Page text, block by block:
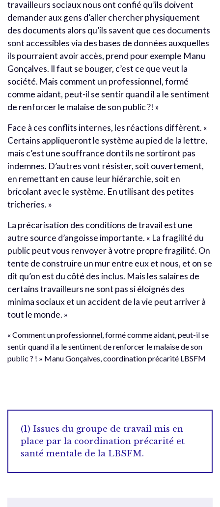
travailleurs sociaux nous ont confié qu’ils doivent
demander aux gens d’aller chercher physiquement
des documents alors qu’ils savent que ces documents
sont accessibles via des bases de données auxquelles
ils pourraient avoir accès, prend pour exemple Manu
Gonçalves. Il faut se bouger, c’est ce que veut la
société. Mais comment un professionnel, formé
comme aidant, peut-il se sentir quand il a le sentiment
de renforcer le malaise de son public ?! »
Face à ces conflits internes, les réactions diffèrent. «
Certains appliqueront le système au pied de la lettre,
mais c’est une souffrance dont ils ne sortiront pas
indemnes. D’autres vont résister, soit ouvertement,
en remettant en cause leur hiérarchie, soit en
bricolant avec le système. En utilisant des petites
tricheries. »
La précarisation des conditions de travail est une
autre source d’angoisse importante. « La fragilité du
public peut vous renvoyer à votre propre fragilité. On
tente de construire un mur entre eux et nous, et on se
dit qu’on est du côté des inclus. Mais les salaires de
certains travailleurs ne sont pas si éloignés des
minima sociaux et un accident de la vie peut arriver à
tout le monde. »
« Comment un professionnel, formé comme aidant, peut-il se
sentir quand il a le sentiment de renforcer le malaise de son
public ? ! » Manu Gonçalves, coordination précarité LBSFM
(1) Issues du groupe de travail mis en
place par la coordination précarité et
santé mentale de la LBSFM.